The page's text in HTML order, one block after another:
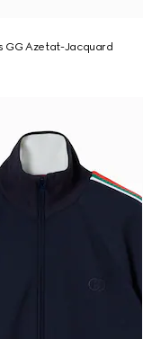
GG Azetat-Jacquard